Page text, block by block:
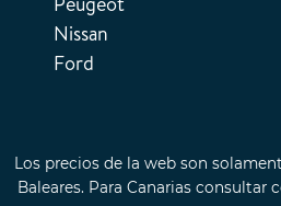
Nissan
Ford
Los precios de la web son
Baleares. Para Canarias consultar